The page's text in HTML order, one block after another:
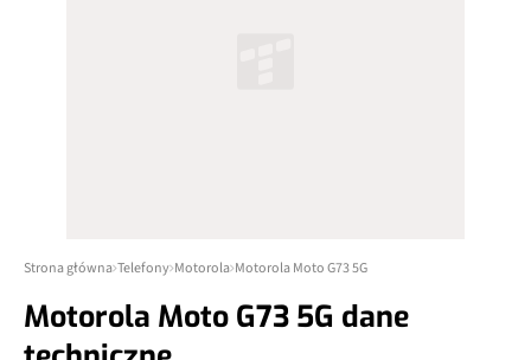
Strona główna Telefony Motorola Motorola Moto G73 5G
Motorola Moto G73 5G dane